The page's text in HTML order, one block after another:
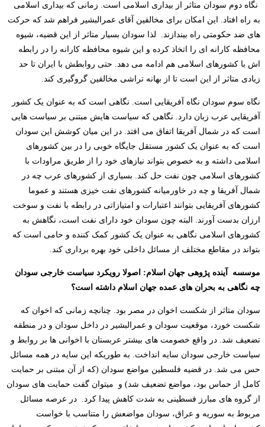
نگاه دوم سودان متاثر از بیداری اسلامی است. زمانی که بیداری اسلامی
به راه افتاد. این امکان برای مخالفین آقای عمرالبشیر فراهم شد که حرکت
های ضد حکومتی راه بیندازند. لذا سودان بسیار متاثر از این قضیه، شیوه
محافظه کارانه ای را اتخاذ کرده و این شیوه محافظه کارانه را در رابطه
اش با کشورهای اسلامی هم ادامه می دهد. حتی روابطش با ایران تا حد
زیادی متاثر از این است تا از بهانه تراشی مخالفین گروگیری کند.
نگاه سوم سودان نگاه آفریقایی است. نگاهی است که به عنوان یک کشور
آفریقایی عرب زبان دارد. نگاهی که سیاست هایش مبتنی بر سیاست هایی
است که در شمال آفریقا اتفاق می افتد. در این میان کوشش این سودان
است که به عنوان یک کشور مستقل جایگاه خوبی را در بین کشورهای
اسلامی داشته و به خصوص بتواند نیازهای خود را از طریق مراودات با
کشورهای اسلامی چون نفت حل کند. بسیاری از کشورهای عرب چه در
شمال آفریقا و چه در خاورمیانه کشورهای نفت خیزی هستند و عموما
کشورهای آفریقایی بتوانند اعتبارات و امتیازاتی در رابطه با نفت و سوخت
ارزان بدست آورند. البته چون سودان خود دارای نفت است، نگاهش به
کشورهای اسلامی نگاهی به عنوان یک کشور کمک کننده و حامی است که
بتواند در مقاطع مختلف از مسائل داخلی خود بهره برداری کند.
موسسه آینده پژوهی جهان اسلام: اصولا رویکرد سیاست خارجی سودان
چه نگاهی به بحران های عمده جهان اسلام داشته است؟
سودان متاثر از شکست اخوان در مصر بود. چنانچه زمانی که اخوان که
شکست خورد، موقعیت سودان و عمرالبشیر در داخل سودان و در منطقه
تضعیف شد. در واقع خصومت های بیشتر عربستان با اخوانی ها بر روابط و
سیاست خارجی سودان سایه انداخت. به طوریکه این سایه در همه مسائل
حس می شد. در قضیه فلسطین مواضع سودان (که از آن مبتنی بر حمایت
کامل از حماس بود، مواضع تضعیف شد) و میتوان گفت حمایت های سودان
از گروه های مبارز فسطینی به شدت کاهش پیدا کرد. در عرصه مسائل
مربوط به سوریه و عراق، سودان مواضعش را متناسب با خواست